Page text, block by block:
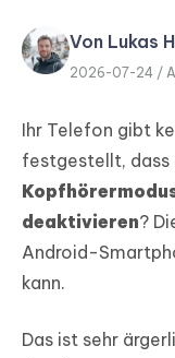
PDF
Editor
iAnyGo
Von Lukas
2026-07-24 /
Ihr Telefon gibt
festgestellt, dass
deaktivieren?
Android-
kann.
Das ist sehr